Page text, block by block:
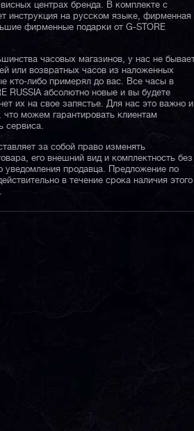
центрах бренда. В комплекте с
инструкция на русском языке, фирменная
фирменные подарки от G-STORE
часовых магазинов, у нас не
или возвратных часов из наложенных
кто-либо примерял до вас. Все часы в
RUSSIA абсолютно новые и вы будете
их на свое запястье. Для нас это важно и
можем гарантировать клиентам
сервиса.
за собой право изменять
его внешний вид и комплектность без
уведомления продавца. Предложение по
в течение срока наличия этого